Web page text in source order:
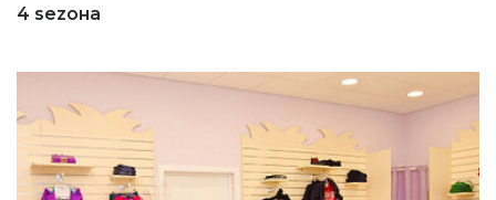
4 sezoнa